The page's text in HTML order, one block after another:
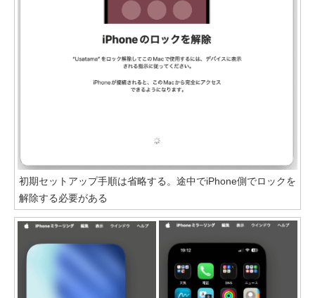
初期セットアップ手順は省略する。途中でiPhone側でロックを
解除する必要がある